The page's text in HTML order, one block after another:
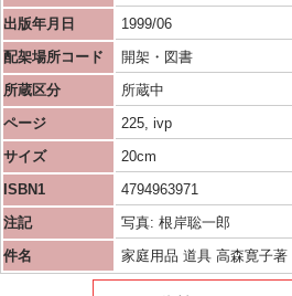
出版年月日
1999/06
配架場所コード
開架・図書
所蔵区分
所蔵中
ページ
225, ivp
サイズ
20cm
ISBN1
4794963971
注記
写真: 根岸聡一郎
件名
家庭用品 道具 高森寛子著